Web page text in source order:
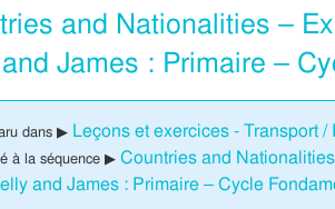
and Nationalities –
James : Primaire –
dans ▶ Leçons et exercices - Transport
à la séquence ▶ Countries and
and James : Primaire – Cycle